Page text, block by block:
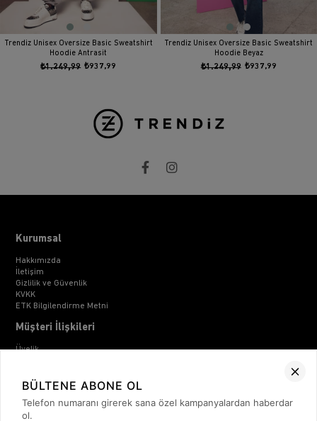
Trendiz Unisex Oversize Basic Sweatshirt
Hoodie Antrasit
₺937,99
₺1.249,99
Trendiz Unisex Oversize Basic Sweatshirt
Hoodie Beyaz
₺937,99
₺1.249,99
Kurumsal
Hakkımızda
İletişim
Gizlilik ve Güvenlik
KVKK
ETK Bilgilendirme Metni
Müşteri İlişkileri
Üyelik
Sipariş İşlemleri
Üyelik Sözleşmesi
Mesafeli Satış Sözleşmesi
BÜLTENE ABONE OL
Telefon numaranı girerek sana özel kampanyalardan haberdar
ol.